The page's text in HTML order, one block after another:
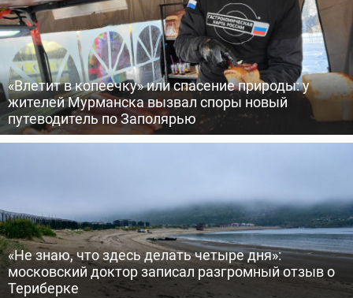
«Влетит в копеечку» или спасение природы: у
жителей Мурманска вызвал споры новый
путеводитель по Заполярью
«Не знаю, что здесь делать четыре дня»:
московский доктор записал разгромный отзыв о
Териберке